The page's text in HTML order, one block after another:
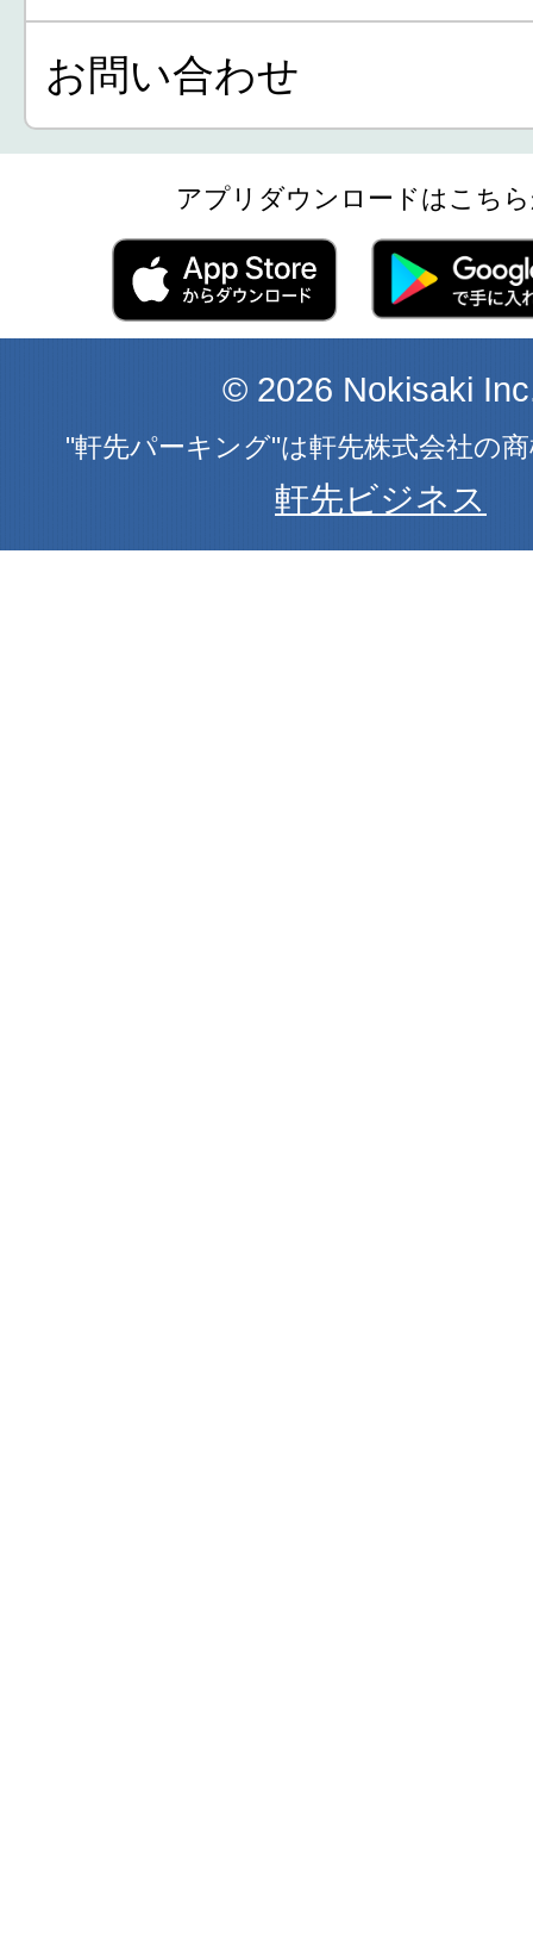
お問い合わせ
アプリダウンロードはこち
© 2026 Nokisaki
"軒先パーキング"は軒先株式会社の
軒先ビジネス